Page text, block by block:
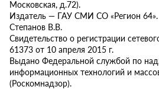
Московская, д.72).
Издатель — ГАУ СМИ СО «Регион 64».
Степанов В.В.
Свидетельство о регистрации
61373 от 10 апреля 2015 г.
Выдано Федеральной службой по
информационных технологий и
(Роскомнадзор).